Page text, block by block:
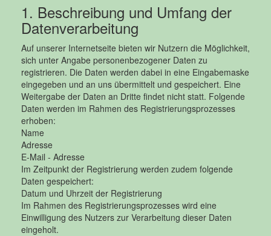
1. Beschreibung und Umfang der
Datenverarbeitung
Auf unserer Internetseite bieten wir Nutzern die Möglichkeit,
sich unter Angabe personenbezogener Daten zu
registrieren. Die Daten werden dabei in eine Eingabemaske
eingegeben und an uns übermittelt und gespeichert. Eine
Weitergabe der Daten an Dritte findet nicht statt. Folgende
Daten werden im Rahmen des Registrierungsprozesses
erhoben:
Name
Adresse
E-Mail - Adresse
Im Zeitpunkt der Registrierung werden zudem folgende
Daten gespeichert:
Datum und Uhrzeit der Registrierung
Im Rahmen des Registrierungsprozesses wird eine
Einwilligung des Nutzers zur Verarbeitung dieser Daten
eingeholt.